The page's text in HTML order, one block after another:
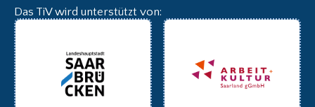
Das TiV wird unterstützt von: